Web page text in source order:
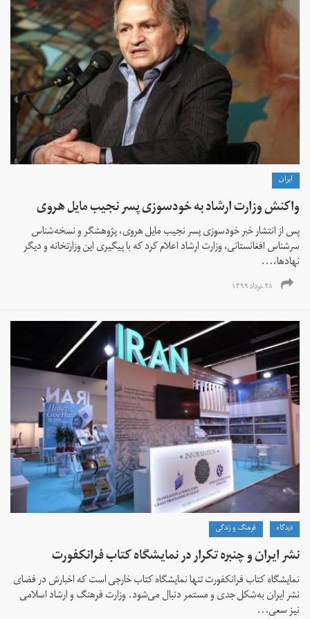
ايران
واکنش وزارت ارشاد به خودسوزی پسر نجیب مایل هروی
پس از انتشار خبر خودسوزی پسر نجیب مایل هروی، پژوهشگر و نسخه‌شناس
سرشناس افغانستانی، وزارت ارشاد اعلام کرد که با پیگیری این وزارتخانه و دیگر
نهادها،...
۲۸ خرداد ۱۳۹۹
دیدگاه فرهنگ و زندگی
نشر ایران و چنبره تکرار در نمایشگاه کتاب فرانکفورت
نمایشگاه کتاب فرانکفورت تنها نمایشگاه کتاب خارجی است که اخبارش در فضای
نشر ایران به‌شکل جدی و مستمر دنبال می‌شود. وزارت فرهنگ و ارشاد اسلامی
نیز سعی...